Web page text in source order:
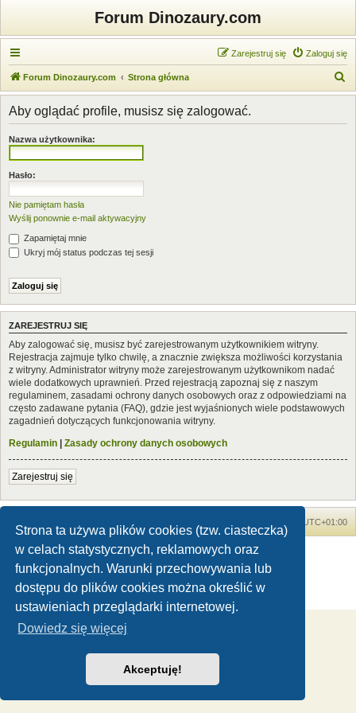
Strona ta używa plików cookies (tzw. ciasteczka)
w celach statystycznych, reklamowych oraz
funkcjonalnych. Warunki przechowywania lub
dostępu do plików cookies można określić w
ustawieniach przeglądarki internetowej.
Dowiedz się więcej
Akceptuję!
Forum Dinozaury.com
Zaloguj się
Zarejestruj się
Forum Dinozaury.com Strona główna
z
Aby oglądać profile, musisz się zalogować.
Nazwa użytkownika:
Hasło:
Nie pamiętam hasła
Wyślij ponownie e-mail aktywacyjny
Zapamiętaj mnie
Ukryj mój status podczas tej sesji
ZAREJESTRUJ SIĘ
Aby zalogować się, musisz być zarejestrowanym użytkownikiem witryny.
Rejestracja zajmuje tylko chwilę, a znacznie zwiększa możliwości korzystania
z witryny. Administrator witryny może zarejestrowanym użytkownikom nadać
wiele dodatkowych uprawnień. Przed rejestracją zapoznaj się z naszym
regulaminem, zasadami ochrony danych osobowych oraz z odpowiedziami na
często zadawane pytania (FAQ), gdzie jest wyjaśnionych wiele podstawowych
zagadnień dotyczących funkcjonowania witryny.
Regulamin | Zasady ochrony danych osobowych
Zarejestruj się
UTC+01:00
Dinozaury.com© 2006-2020
Technologię dostarczaphpBB® Forum Software © phpBB Limited
Zasady ochrony danych osobowych|Regulamin